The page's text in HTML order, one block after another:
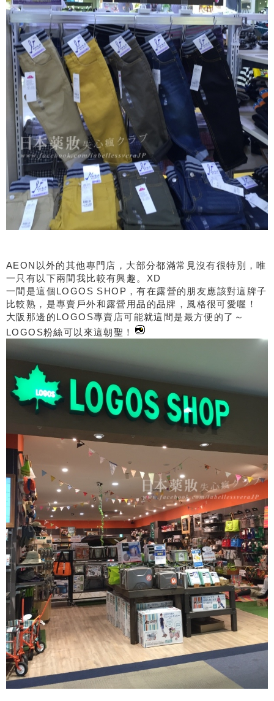
AEON以外的其他專門店，大部分都滿常見沒有很特別，唯
一只有以下兩間我比較有興趣。XD
一間是這個LOGOS SHOP，有在露營的朋友應該對這牌子
比較熟，是專賣戶外和露營用品的品牌，風格很可愛喔！
大阪那邊的LOGOS專賣店可能就這間是最方便的了～
LOGOS粉絲可以來這朝聖！